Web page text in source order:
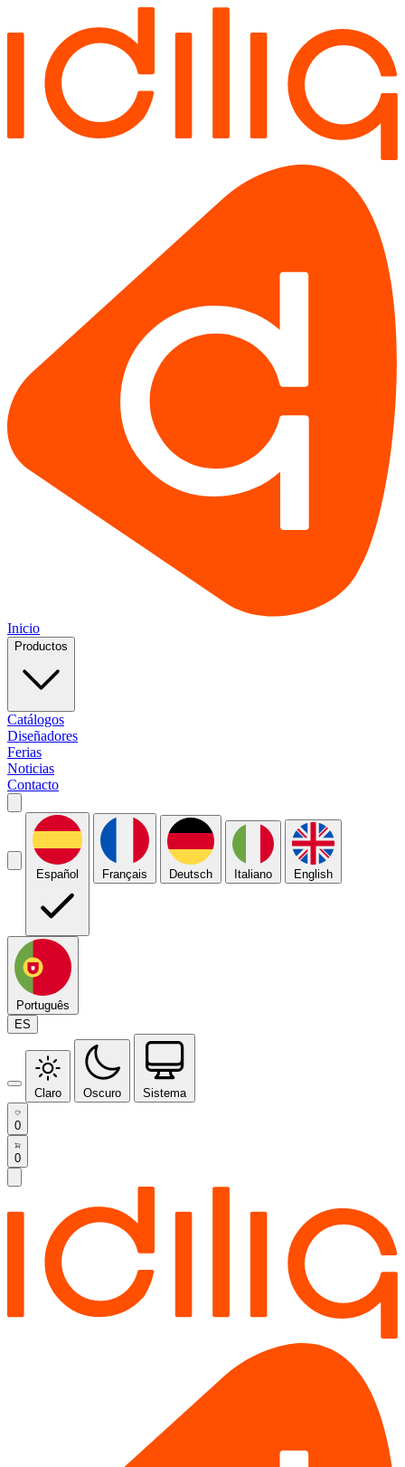
Inicio
Productos
Catálogos
Diseñadores
Ferias
Noticias
Contacto
Español Français Deutsch Italiano English
Português
ES
Claro Oscuro Sistema
0
0